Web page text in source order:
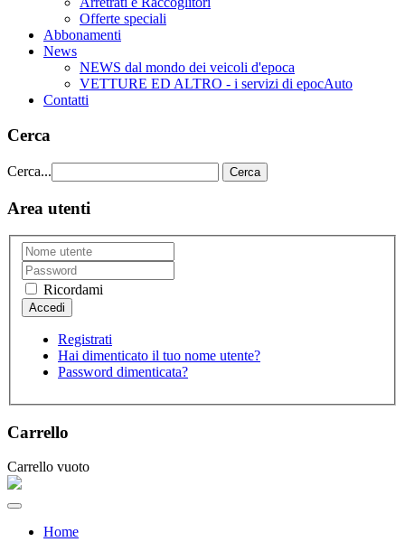
Offerte speciali
Abbonamenti
News
NEWS dal mondo dei veicoli d'epoca
VETTURE ED ALTRO - i servizi di epocAuto
Contatti
Cerca
Cerca... Cerca
Area utenti
Ricordami
Registrati
Hai dimenticato il tuo nome utente?
Password dimenticata?
Carrello
Carrello vuoto
Home